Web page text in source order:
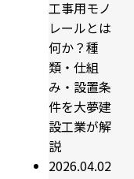
工事用モノ
レールとは
何か？種
類・仕組
み・設置条
件を大夢建
設工業が解
説
2026.04.02